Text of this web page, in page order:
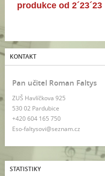
produkce od 2´23´23
KONTAKT
Pan učitel Roman Faltys
ZUŠ Havlíčkova 925
530 02 Pardubice
+420 604 165 750
Eso-faltysovi@seznam.cz
STATISTIKY